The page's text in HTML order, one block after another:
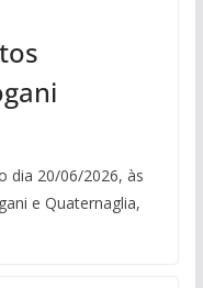
dia 20/06/2026, às
e Quaternaglia,